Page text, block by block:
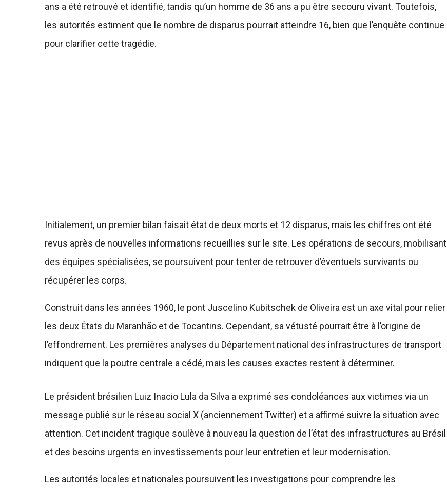
ans a été retrouvé et identifié, tandis qu’un homme de 36 ans a pu être secouru vivant. Toutefois,
les autorités estiment que le nombre de disparus pourrait atteindre 16, bien que l’enquête continue
pour clarifier cette tragédie.
Initialement, un premier bilan faisait état de deux morts et 12 disparus, mais les chiffres ont été
revus après de nouvelles informations recueillies sur le site. Les opérations de secours, mobilisant
des équipes spécialisées, se poursuivent pour tenter de retrouver d’éventuels survivants ou
récupérer les corps.
Construit dans les années 1960, le pont Juscelino Kubitschek de Oliveira est un axe vital pour relier
les deux États du Maranhão et de Tocantins. Cependant, sa vétusté pourrait être à l’origine de
l’effondrement. Les premières analyses du Département national des infrastructures de transport
indiquent que la poutre centrale a cédé, mais les causes exactes restent à déterminer.
Le président brésilien Luiz Inacio Lula da Silva a exprimé ses condoléances aux victimes via un
message publié sur le réseau social X (anciennement Twitter) et a affirmé suivre la situation avec
attention. Cet incident tragique soulève à nouveau la question de l’état des infrastructures au Brésil
et des besoins urgents en investissements pour leur entretien et leur modernisation.
Les autorités locales et nationales poursuivent les investigations pour comprendre les